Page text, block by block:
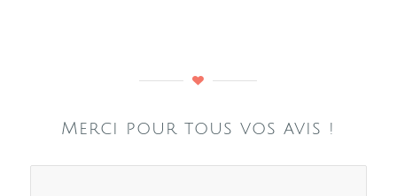
Merci pour tous vos avis !